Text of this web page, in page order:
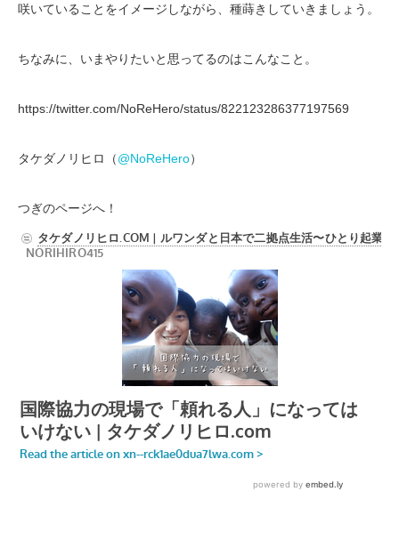
咲いていることをイメージしながら、種蒔きしていきましょう。
ちなみに、いまやりたいと思ってるのはこんなこと。
https://twitter.com/NoReHero/status/822123286377197569
タケダノリヒロ（@NoReHero）
つぎのページへ！